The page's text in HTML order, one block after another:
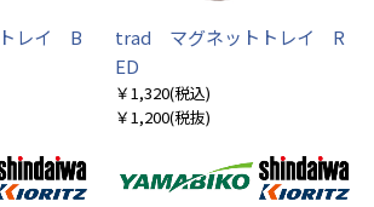
レイ B
trad マグネットトレイ R
ED
￥1,320(税込)
￥1,200(税抜)